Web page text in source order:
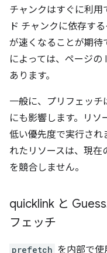
チャンクはすぐに利
ド チャンクに依存す
が速くなることが期待
によっては、ページの
あります。
一般に、プリフェッチ
にも影響します。リソ
低い優先度で実行され
れたリソースは、現在
を競合しません。
quicklink と Guess
フェッチ
prefetch を内部で使